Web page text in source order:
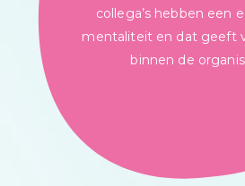
collega’s hebben een
mentaliteit en dat geeft
binnen de